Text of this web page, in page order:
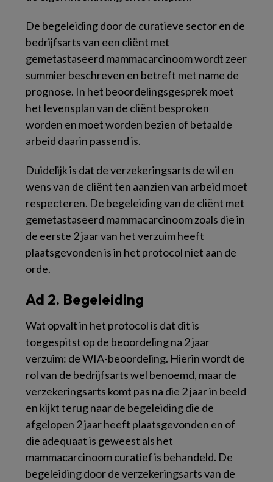
De begeleiding door de curatieve sector en de
bedrijfsarts van een cliënt met
gemetastaseerd mammacarcinoom wordt zeer
summier beschreven en betreft met name de
prognose. In het beoordelingsgesprek moet
het levensplan van de cliënt besproken
worden en moet worden bezien of betaalde
arbeid daarin passend is.
Duidelijk is dat de verzekeringsarts de wil en
wens van de cliënt ten aanzien van arbeid moet
respecteren. De begeleiding van de cliënt met
gemetastaseerd mammacarcinoom zoals die in
de eerste 2 jaar van het verzuim heeft
plaatsgevonden is in het protocol niet aan de
orde.
Ad 2. Begeleiding
Wat opvalt in het protocol is dat dit is
toegespitst op de beoordeling na 2 jaar
verzuim: de WIA-beoordeling. Hierin wordt de
rol van de bedrijfsarts wel benoemd, maar de
verzekeringsarts komt pas na die 2 jaar in beeld
en kijkt terug naar de begeleiding die de
afgelopen 2 jaar heeft plaatsgevonden en of
die adequaat is geweest als het
mammacarcinoom curatief is behandeld. De
begeleiding door de verzekeringsarts van de